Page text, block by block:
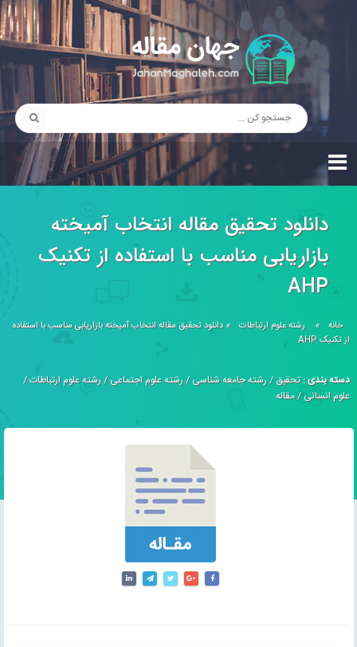
دانلود تحقیق مقاله انتخاب آمیخته
بازاریابی مناسب با استفاده از تکنیک
AHP
خانه » رشته علوم ارتباطات »دانلود تحقیق مقاله انتخاب آمیخته بازاریابی مناسب با استفاده
از تکنیک AHP
دسته بندی :تحقیق/رشته جامعه شناسی/رشته علوم اجتماعی/رشته علوم ارتباطات/
علوم انسانی/مقاله